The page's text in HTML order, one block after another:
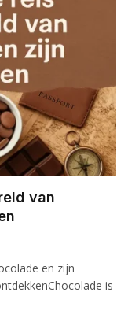
van
en zijn
is